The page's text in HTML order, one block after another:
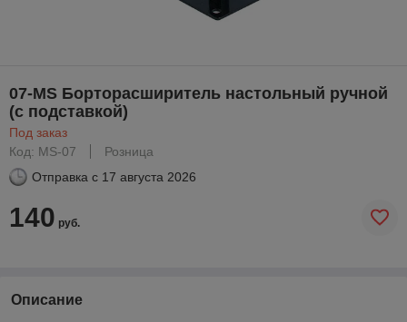
07-MS Борторасширитель настольный ручной
(с подставкой)
Под заказ
Код: MS-07
Розница
Отправка с 17 августа 2026
140 руб.
Описание